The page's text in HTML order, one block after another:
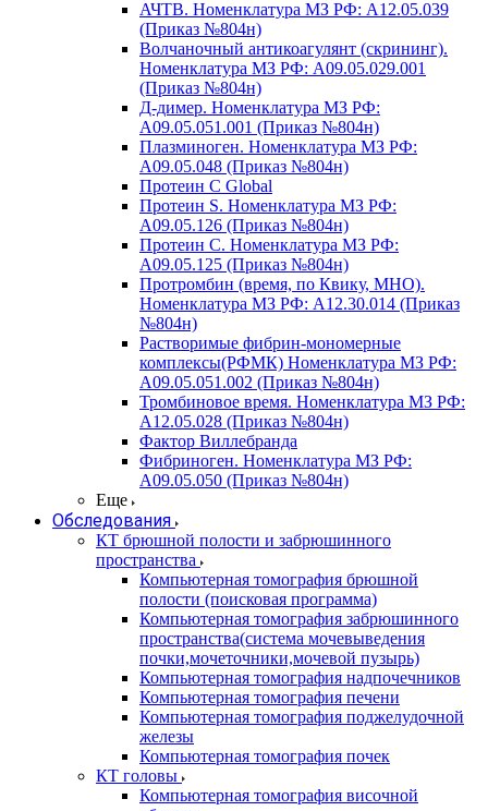
АЧТВ. Номенклатура МЗ РФ: A12.05.039
(Приказ №804н)
Волчаночный антикоагулянт (скрининг).
Номенклатура МЗ РФ: A09.05.029.001
(Приказ №804н)
Д-димер. Номенклатура МЗ РФ:
A09.05.051.001 (Приказ №804н)
Плазминоген. Номенклатура МЗ РФ:
A09.05.048 (Приказ №804н)
Протеин C Global
Протеин S. Номенклатура МЗ РФ:
A09.05.126 (Приказ №804н)
Протеин С. Номенклатура МЗ РФ:
A09.05.125 (Приказ №804н)
Протромбин (время, по Квику, МНО).
Номенклатура МЗ РФ: A12.30.014 (Приказ
№804н)
Растворимые фибрин-мономерные
комплексы(РФМК) Номенклатура МЗ РФ:
A09.05.051.002 (Приказ №804н)
Тромбиновое время. Номенклатура МЗ РФ:
A12.05.028 (Приказ №804н)
Фактор Виллебранда
Фибриноген. Номенклатура МЗ РФ:
A09.05.050 (Приказ №804н)
Еще
Обследования
КТ брюшной полости и забрюшинного
пространства
Компьютерная томография брюшной
полости (поисковая программа)
Компьютерная томография забрюшинного
пространства(система мочевыведения
почки,мочеточники,мочевой пузырь)
Компьютерная томография надпочечников
Компьютерная томография печени
Компьютерная томография поджелудочной
железы
Компьютерная томография почек
КТ головы
Компьютерная томография височной